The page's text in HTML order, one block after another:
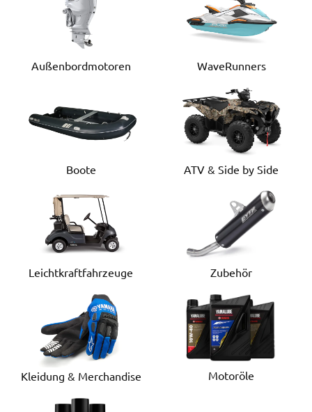
Außenbordmotoren WaveRunners
Boote ATV & Side by Side
Leichtkraftfahrzeuge Zubehör
Kleidung & Merchandise Motoröle